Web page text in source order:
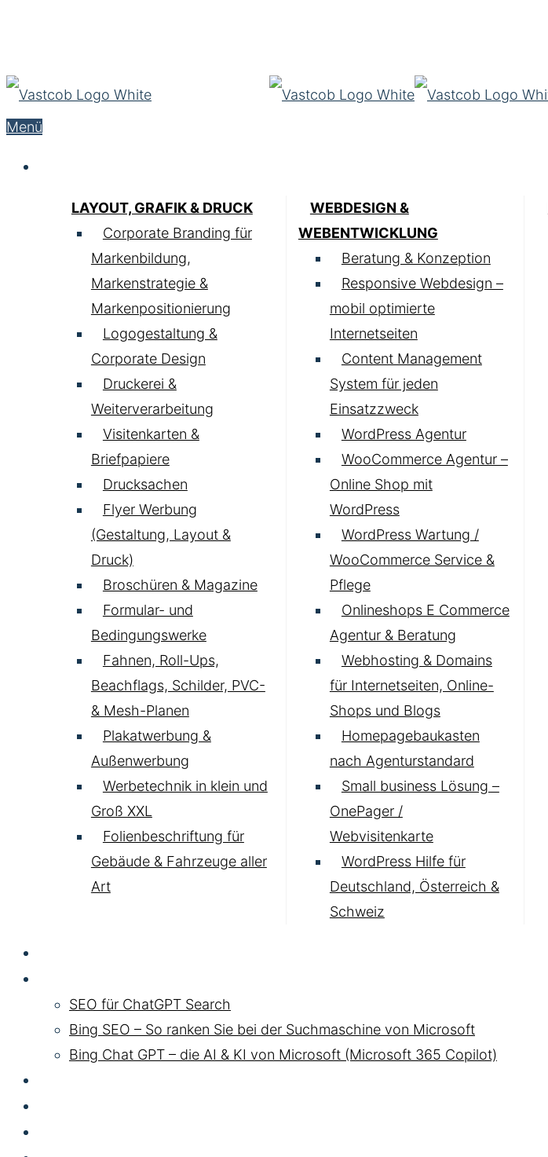
Menü
LAYOUT, GRAFIK & DRUCK
Corporate Branding für
Markenbildung,
Markenstrategie &
Markenpositionierung
Logogestaltung &
Corporate Design
Druckerei &
Weiterverarbeitung
Visitenkarten &
Briefpapiere
Drucksachen
Flyer Werbung
(Gestaltung, Layout &
Druck)
Broschüren & Magazine
Formular- und
Bedingungswerke
Fahnen, Roll-Ups,
Beachflags, Schilder, PVC-
& Mesh-Planen
Plakatwerbung &
Außenwerbung
Werbetechnik in klein und
Groß XXL
Folienbeschriftung für
Gebäude & Fahrzeuge aller
Art
WEBDESIGN &
WEBENTWICKLUNG
Beratung & Konzeption
Responsive Webdesign –
mobil optimierte
Internetseiten
Content Management
System für jeden
Einsatzzweck
WordPress Agentur
WooCommerce Agentur –
Online Shop mit
WordPress
WordPress Wartung /
WooCommerce Service &
Pflege
Onlineshops E Commerce
Agentur & Beratung
Webhosting & Domains
für Internetseiten, Online-
Shops und Blogs
Homepagebaukasten
nach Agenturstandard
Small business Lösung –
OnePager /
Webvisitenkarte
WordPress Hilfe für
Deutschland, Österreich &
Schweiz
SEO für ChatGPT Search
Bing SEO – So ranken Sie bei der Suchmaschine von Microsoft
Bing Chat GPT – die AI & KI von Microsoft (Microsoft 365 Copilot)